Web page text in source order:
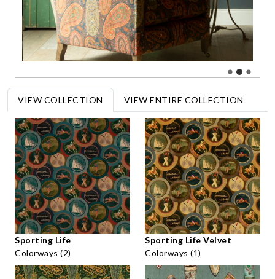
VIEW COLLECTION VIEW ENTIRE COLLECTION
Sporting Life
Colorways (2)
Sporting Life Velvet
Colorways (1)